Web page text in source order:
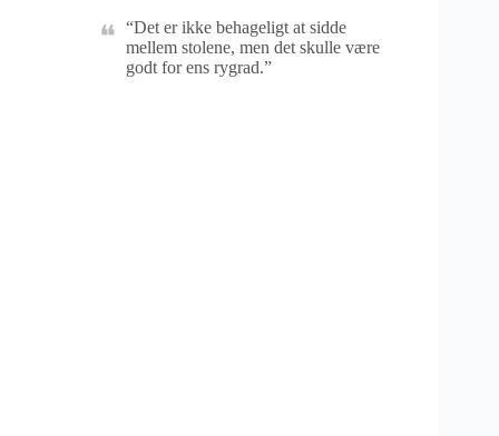
“Det er ikke behageligt at sidde
mellem stolene, men det skulle være
godt for ens rygrad.”